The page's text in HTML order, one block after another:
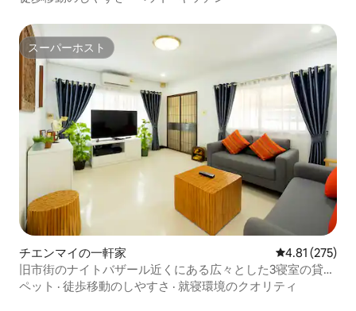
スーパーホスト
スーパーホスト
チエンマイの一軒家 レビュー275
4.81 (275)
旧市街のナイトバザール近くにある広々とした3寝室の貸切
住宅
ペット · 徒歩移動のしやすさ · 就寝環境のクオリティ